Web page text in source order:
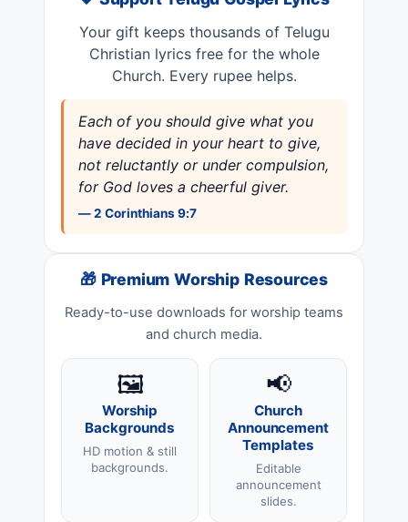
Your gift keeps thousands of Telugu
Christian lyrics free for the whole
Church. Every rupee helps.
Each of you should give what you
have decided in your heart to give,
not reluctantly or under compulsion,
for God loves a cheerful giver.
— 2 Corinthians 9:7
🎁 Premium Worship Resources
Ready-to-use downloads for worship teams
and church media.
🖼️
Worship
Backgrounds
HD motion & still
backgrounds.
📢
Church
Announcement
Templates
Editable
announcement
slides.